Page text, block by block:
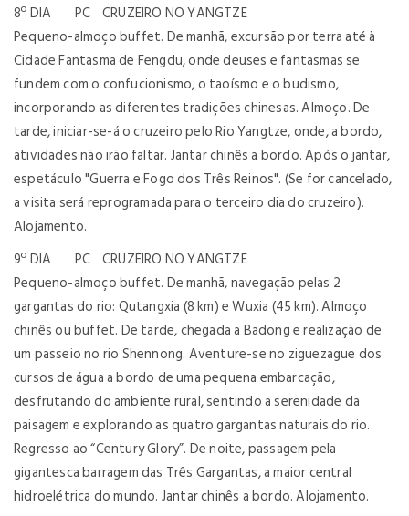
8º DIA PC CRUZEIRO NO YANGTZE
Pequeno-almoço buffet. De manhã, excursão por terra até à
Cidade Fantasma de Fengdu, onde deuses e fantasmas se
fundem com o confucionismo, o taoísmo e o budismo,
incorporando as diferentes tradições chinesas. Almoço. De
tarde, iniciar-se-á o cruzeiro pelo Rio Yangtze, onde, a bordo,
atividades não irão faltar. Jantar chinês a bordo. Após o jantar,
espetáculo "Guerra e Fogo dos Três Reinos". (Se for cancelado,
a visita será reprogramada para o terceiro dia do cruzeiro).
Alojamento.
9º DIA PC CRUZEIRO NO YANGTZE
Pequeno-almoço buffet. De manhã, navegação pelas 2
gargantas do rio: Qutangxia (8 km) e Wuxia (45 km). Almoço
chinês ou buffet. De tarde, chegada a Badong e realização de
um passeio no rio Shennong. Aventure-se no ziguezague dos
cursos de água a bordo de uma pequena embarcação,
desfrutando do ambiente rural, sentindo a serenidade da
paisagem e explorando as quatro gargantas naturais do rio.
Regresso ao “Century Glory”. De noite, passagem pela
gigantesca barragem das Três Gargantas, a maior central
hidroelétrica do mundo. Jantar chinês a bordo. Alojamento.